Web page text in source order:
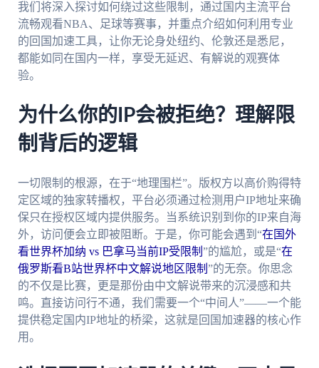
我们将深入探讨如何绕过这些限制，通过国内主流平台
流畅观看NBA、足球等赛事，并重点介绍如何利用专业
的回国加速工具，让你无论身处纽约、伦敦还是悉尼，
都能如同在国内一样，享受无延迟、有解说的观赛体
验。
为什么你的IP会被拒绝？理解限
制背后的逻辑
一切限制的根源，在于“地理围栏”。版权方以高价购得特
定区域的独家转播权，平台必须通过检测用户IP地址来确
保只在授权区域内提供服务。当系统识别到你的IP来自海
外，访问便会立即被阻断。于是，你可能会遇到“在国外
看世界杯加纳 vs 巴拿马当前IP受限制 ”的尴尬，或是“在
俄罗斯看B站世界杯中文解说地区限制 ”的无奈。你思念
的不仅是比赛，更是那份由中文解说带来的沉浸感和共
鸣。直接访问行不通，我们需要一个“中间人”——一个能
提供稳定国内IP地址的桥梁，这就是回国加速器的核心作
用。